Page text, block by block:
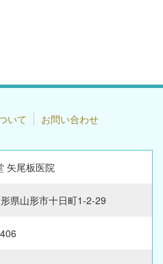
いて お問い合わせ
矢尾板医院
県山形市十日町1-2-29